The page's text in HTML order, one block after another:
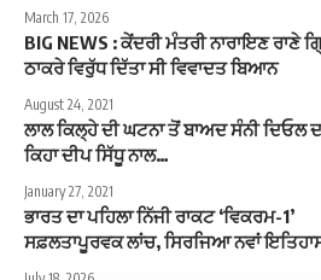
March 17, 2026
BIG NEWS : ਕੇਂਦਰੀ ਮੰਤਰੀ ਨਾਰਾਇਣ ਰਾਣੇ
ਠਾਕਰੇ ਵਿਰੁੱਧ ਦਿੱਤਾ ਸੀ ਵਿਵਾਦਤ ਬਿਆਨ
August 24, 2021
ਲਾਲ ਕਿਲ੍ਹੇ ਦੀ ਘਟਨਾ ਤੋਂ ਬਾਅਦ ਸੰਨੀ
ਕਿਹਾ ਦੀਪ ਸਿੱਧੂ ਨਾਲ…
January 27, 2021
ਭਾਰਤ ਦਾ ਪਹਿਲਾ ਨਿੱਜੀ ਰਾਕਟ ‘ਵਿਕਰਮ-1’
ਸਫ਼ਲਤਾਪੂਰਵਕ ਲਾਂਚ, ਸਿਰਜਿਆ ਨਵਾਂ